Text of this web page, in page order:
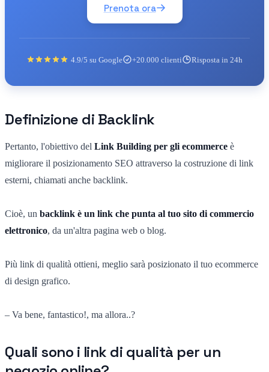
Prenota ora
4.9/5 su Google +20.000 clienti Risposta in 24h
Definizione di Backlink
Pertanto, l'obiettivo del Link Building per gli ecommerce è
migliorare il posizionamento SEO attraverso la costruzione di link
esterni, chiamati anche backlink.
Cioè, un backlink è un link che punta al tuo sito di commercio
elettronico, da un'altra pagina web o blog.
Più link di qualità ottieni, meglio sarà posizionato il tuo ecommerce
di design grafico.
– Va bene, fantastico!, ma allora..?
Quali sono i link di qualità per un